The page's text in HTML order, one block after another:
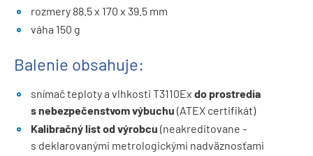
rozmery 88.5 x 170 x 39.5 mm
váha 150 g
Balenie obsahuje:
snímač teploty a vlhkosti T3110Ex do prostredia
s nebezpečenstvom výbuchu (ATEX certifikát)
Kalibračný list od výrobcu (neakreditovane -
s deklarovanými metrologickými nadväznosťami